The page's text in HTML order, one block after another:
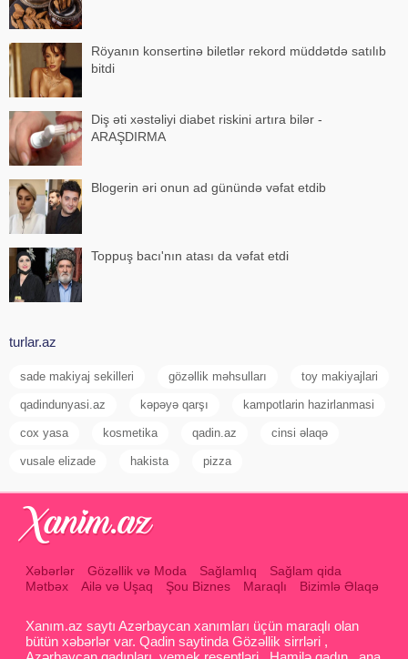
Röyanın konsertinə biletlər rekord müddətdə satılıb
bitdi
Diş əti xəstəliyi diabet riskini artıra bilər -
ARAŞDIRMA
Blogerin əri onun ad günündə vəfat etdib
Toppuş bacı'nın atası da vəfat etdi
turlar.az
sade makiyaj sekilleri gözəllik məhsulları toy makiyajlari
qadindunyasi.az kəpəyə qarşı kampotlarin hazirlanmasi
cox yasa kosmetika qadin.az cinsi əlaqə
vusale elizade hakista pizza
Xəbərlər Gözəllik və Moda Sağlamlıq
Sağlam qida
Mətbəx
Ailə və Uşaq Şou Biznes Maraqlı Bizimlə Əlaqə
Xanım.az saytı Azərbaycan xanımları üçün maraqlı olan
bütün xəbərlər var. Qadin saytinda Gözəllik sirrləri ,